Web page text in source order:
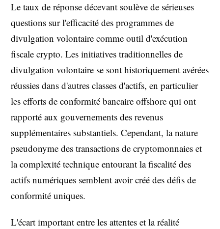
Le taux de réponse décevant soulève de sérieuses
questions sur l'efficacité des programmes de
divulgation volontaire comme outil d'exécution
fiscale crypto. Les initiatives traditionnelles de
divulgation volontaire se sont historiquement avérées
réussies dans d'autres classes d'actifs, en particulier
les efforts de conformité bancaire offshore qui ont
rapporté aux gouvernements des revenus
supplémentaires substantiels. Cependant, la nature
pseudonyme des transactions de cryptomonnaies et
la complexité technique entourant la fiscalité des
actifs numériques semblent avoir créé des défis de
conformité uniques.
L'écart important entre les attentes et la réalité